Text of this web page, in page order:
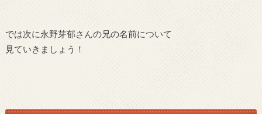
では次に永野芽郁さんの兄の名前について
見ていきましょう！